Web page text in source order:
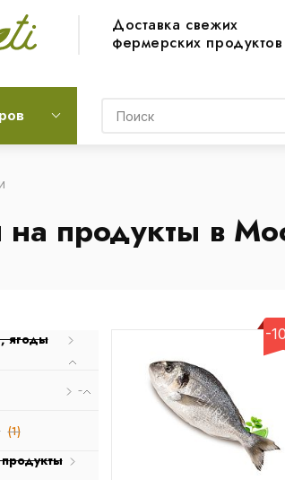
Доставка свежих
фермерских продуктов
продукты в
ягоды
(1)
-